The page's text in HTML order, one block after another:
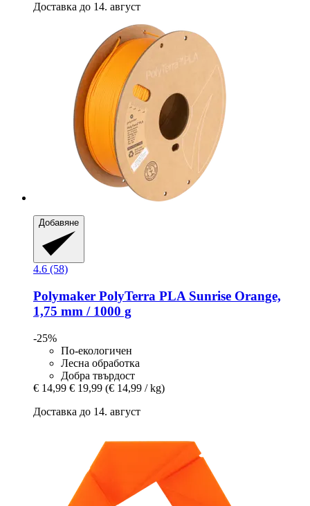
Доставка до 14. август
Добавяне
4.6 (58)
Polymaker PolyTerra PLA Sunrise Orange,
1,75 mm / 1000 g
-25%
По-екологичен
Лесна обработка
Добра твърдост
€ 14,99 € 19,99 (€ 14,99 / kg)
Доставка до 14. август